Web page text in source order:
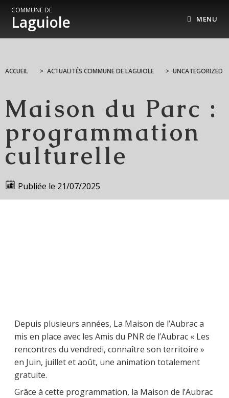
COMMUNE DE
Laguiole MENU
ACCUEIL > ACTUALITÉS COMMUNE DE LAGUIOLE > UNCATEGORIZED
Maison du Parc :
programmation
culturelle
Publiée le 21/07/2025
Depuis plusieurs années, La Maison de l’Aubrac a
mis en place avec les Amis du PNR de l’Aubrac « Les
rencontres du vendredi, connaître son territoire »
en Juin, juillet et août, une animation totalement
gratuite.
Grâce à cette programmation, la Maison de l’Aubrac